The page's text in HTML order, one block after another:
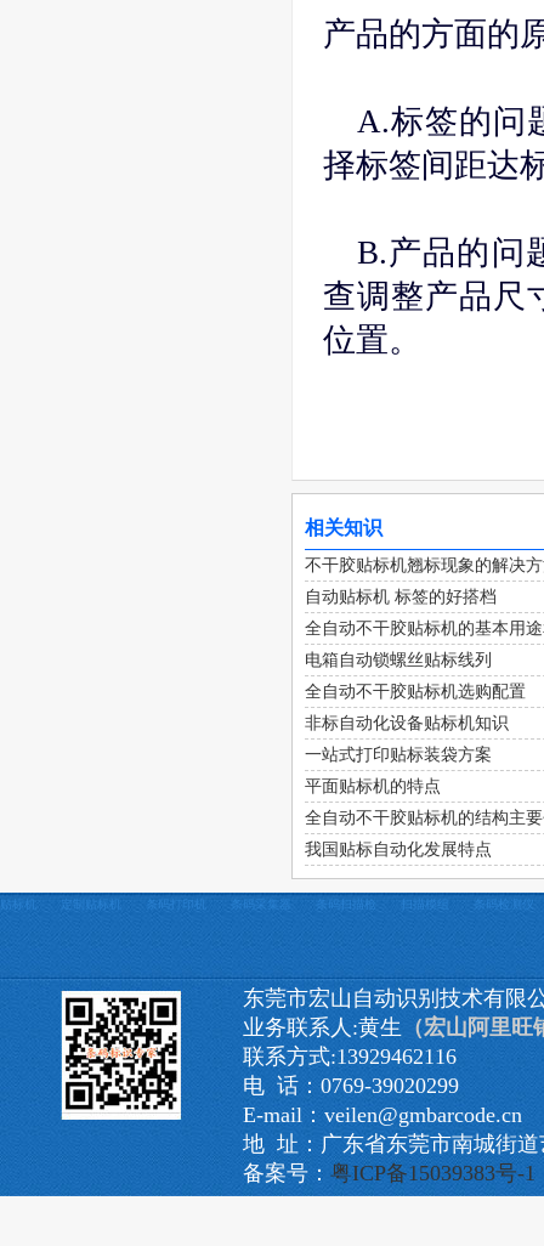
产品的方面的
A.标签的问
择标签间距达
B.产品的问
查调整产品尺
位置。
相关知识
不干胶贴标机翘标现象的解决
自动贴标机 标签的好搭档
全自动不干胶贴标机的基本用
电箱自动锁螺丝贴标线列
全自动不干胶贴标机选购配置
非标自动化设备贴标机知识
一站式打印贴标装袋方案
平面贴标机的特点
全自动不干胶贴标机的结构主
我国贴标自动化发展特点
贴标机 定制贴标机 条码打印机 条码采集器 条码扫描枪 扫描模组 条码检测仪
东莞市宏山自动识别技术有限
业务联系人:黄生 （宏山阿里旺
联系方式:13929462116
电 话：0769-39020299
E-mail：veilen@gmbarcode.cn
地 址：广东省东莞市南城街
备案号： 粤ICP备15039383号-1